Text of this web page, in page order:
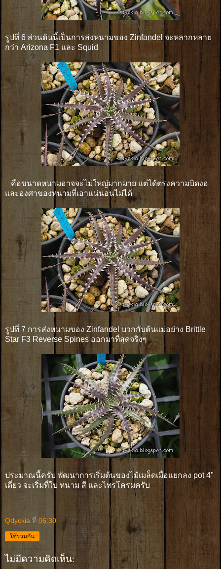
รูปที่ 6 ส่วนต้นนี้เป็นการส่งหนามของ Zinfandel จะหลากหลาย
กว่า Arizona F1 และ Squid
คือขนาดหนามอาจจะไม่ใหญ่มากมาย แต่ได้ตรงความบิดงอ
และองศาของหนามที่เอาแน่นอนไม่ได้
รูปที่ 7 การส่งหนามของ Zinfandel บวกกับต้นแม่อย่าง Brittle
Star F3 Reverse Spines ออกมาที่สุดจริงๆ
ประมาณนี้ครับ พัฒนาการเริ่มต้นของไม้เมล็ดเมื่อแยกลง pot 4"
เดี่ยว จะเริ่มที่ใบ หนาม สี และไทรโครมครับ
Qdyckia ที่ 06:30
ใช้ร่วมกัน
ไม่มีความคิดเห็น: